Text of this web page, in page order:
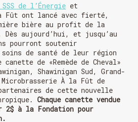
de l’Énergie et
Fût ont lancé avec fierté,
bière au profit de la
aujourd’hui, et jusqu’au
pourront soutenir
de santé de leur région
de «Remède de Cheval»
Shawinigan Sud, Grand-
À la Fût de
de cette nouvelle
Chaque canette vendue
2$ à la Fondation pour